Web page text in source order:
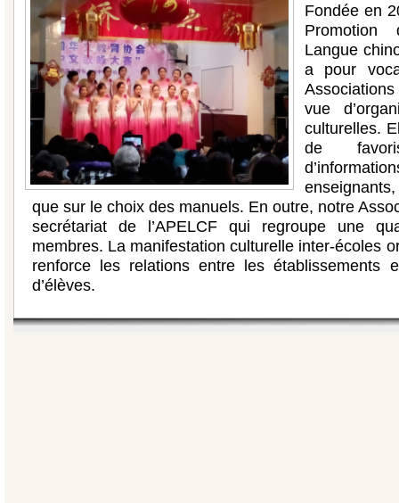
Fondée en
Langue
a pour
vue
culturelles.
de
que sur le choix des manuels. En outre, notre
secrétariat de l’APELCF qui regroupe une
membres. La manifestation culturelle inter-écoles
renforce les relations entre les établissements
d’élèves.